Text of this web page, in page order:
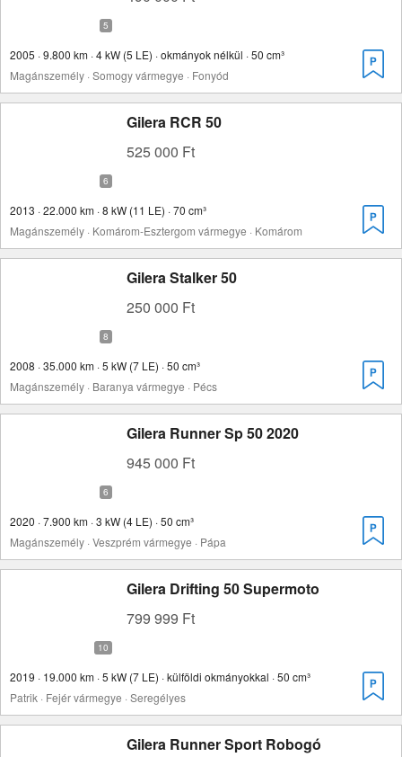
2005 · 9.800 km · 4 kW (5 LE) · okmányok nélkül · 50 cm³
Magánszemély · Somogy vármegye · Fonyód
Gilera RCR 50
525 000 Ft
2013 · 22.000 km · 8 kW (11 LE) · 70 cm³
Magánszemély · Komárom-Esztergom vármegye · Komárom
Gilera Stalker 50
250 000 Ft
2008 · 35.000 km · 5 kW (7 LE) · 50 cm³
Magánszemély · Baranya vármegye · Pécs
Gilera Runner Sp 50 2020
945 000 Ft
2020 · 7.900 km · 3 kW (4 LE) · 50 cm³
Magánszemély · Veszprém vármegye · Pápa
Gilera Drifting 50 Supermoto
799 999 Ft
2019 · 19.000 km · 5 kW (7 LE) · külföldi okmányokkal · 50 cm³
Patrik · Fejér vármegye · Seregélyes
Gilera Runner Sport Robogó